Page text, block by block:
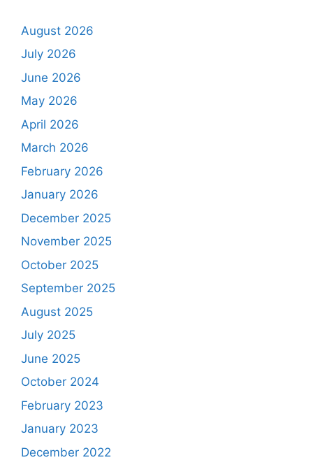
August 2026
July 2026
June 2026
May 2026
April 2026
March 2026
February 2026
January 2026
December 2025
November 2025
October 2025
September 2025
August 2025
July 2025
June 2025
October 2024
February 2023
January 2023
December 2022